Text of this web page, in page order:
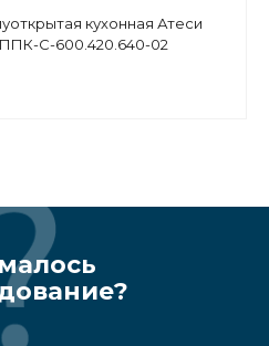
кухонная Атеси
С-600.420.640-02